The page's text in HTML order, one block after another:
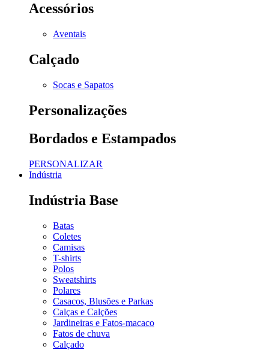
Acessórios
Aventais
Calçado
Socas e Sapatos
Personalizações
Bordados e Estampados
PERSONALIZAR
Indústria
Indústria Base
Batas
Coletes
Camisas
T-shirts
Polos
Sweatshirts
Polares
Casacos, Blusões e Parkas
Calças e Calções
Jardineiras e Fatos-macaco
Fatos de chuva
Calçado